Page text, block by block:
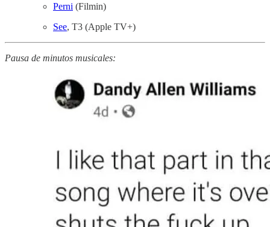
Perni (Filmin)
See, T3 (Apple TV+)
Pausa de minutos musicales: